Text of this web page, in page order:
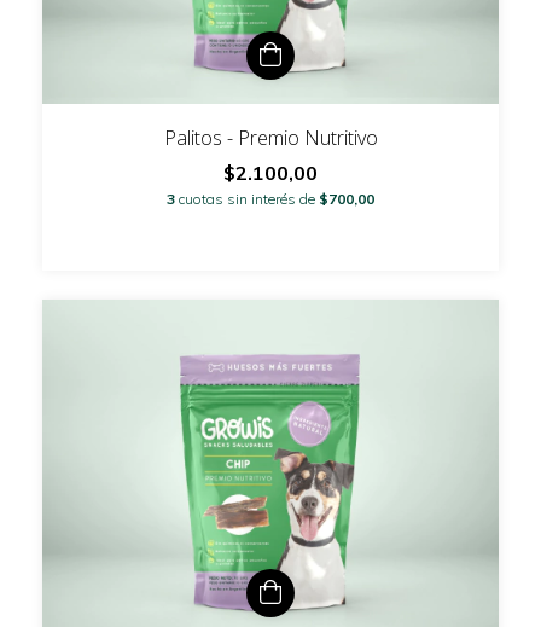
Palitos - Premio Nutritivo
$2.100,00
3 cuotas sin interés de $700,00